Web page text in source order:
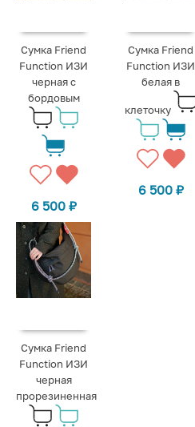
Сумка Friend
Function ИЗИ
черная с
бордовым
6 500 ₽
Сумка Friend
Function ИЗИ
белая в
клеточку
6 500 ₽
Сумка Friend
Function ИЗИ
черная
прорезиненная